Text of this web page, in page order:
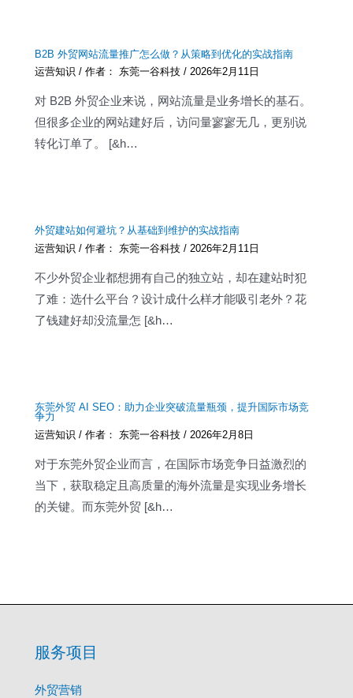
B2B 外贸网站流量推广怎么做？从策略到优化的实战指南
运营知识 / 作者： 东莞一谷科技/ 2026年2月11日
对 B2B 外贸企业来说，网站流量是业务增长的基石。
但很多企业的网站建好后，访问量寥寥无几，更别说
转化订单了。 [&h…
外贸建站如何避坑？从基础到维护的实战指南
运营知识 / 作者： 东莞一谷科技/ 2026年2月11日
不少外贸企业都想拥有自己的独立站，却在建站时犯
了难：选什么平台？设计成什么样才能吸引老外？花
了钱建好却没流量怎 [&h…
东莞外贸 AI SEO：助力企业突破流量瓶颈，提升国际市场竞
争力
运营知识 / 作者： 东莞一谷科技/ 2026年2月8日
对于东莞外贸企业而言，在国际市场竞争日益激烈的
当下，获取稳定且高质量的海外流量是实现业务增长
的关键。而东莞外贸 [&h…
服务项目
外贸营销